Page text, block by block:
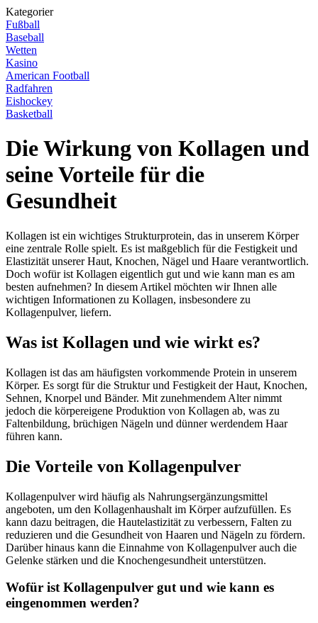
Kategorier
Fußball
Baseball
Wetten
Kasino
American Football
Radfahren
Eishockey
Basketball
Die Wirkung von Kollagen und
seine Vorteile für die
Gesundheit
Kollagen ist ein wichtiges Strukturprotein, das in unserem Körper
eine zentrale Rolle spielt. Es ist maßgeblich für die Festigkeit und
Elastizität unserer Haut, Knochen, Nägel und Haare verantwortlich.
Doch wofür ist Kollagen eigentlich gut und wie kann man es am
besten aufnehmen? In diesem Artikel möchten wir Ihnen alle
wichtigen Informationen zu Kollagen, insbesondere zu
Kollagenpulver, liefern.
Was ist Kollagen und wie wirkt es?
Kollagen ist das am häufigsten vorkommende Protein in unserem
Körper. Es sorgt für die Struktur und Festigkeit der Haut, Knochen,
Sehnen, Knorpel und Bänder. Mit zunehmendem Alter nimmt
jedoch die körpereigene Produktion von Kollagen ab, was zu
Faltenbildung, brüchigen Nägeln und dünner werdendem Haar
führen kann.
Die Vorteile von Kollagenpulver
Kollagenpulver wird häufig als Nahrungsergänzungsmittel
angeboten, um den Kollagenhaushalt im Körper aufzufüllen. Es
kann dazu beitragen, die Hautelastizität zu verbessern, Falten zu
reduzieren und die Gesundheit von Haaren und Nägeln zu fördern.
Darüber hinaus kann die Einnahme von Kollagenpulver auch die
Gelenke stärken und die Knochengesundheit unterstützen.
Wofür ist Kollagenpulver gut und wie kann es
eingenommen werden?